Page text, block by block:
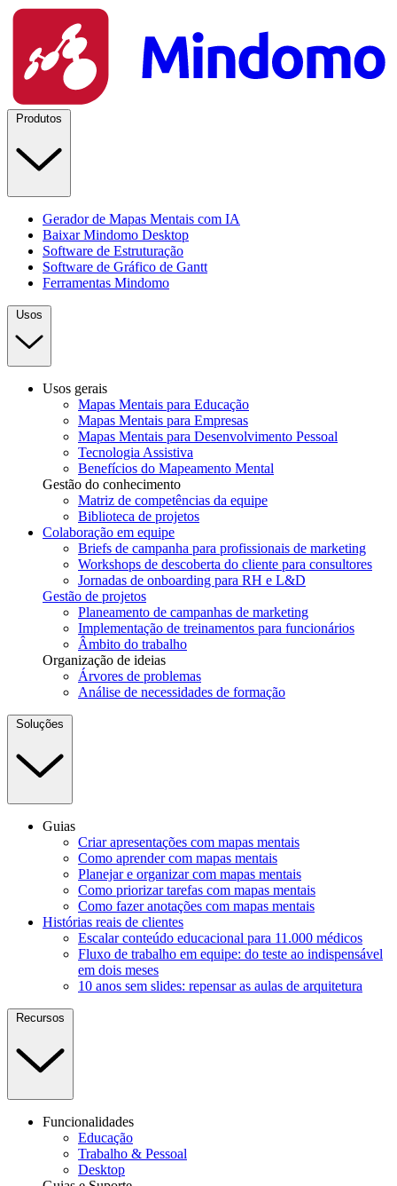
Produtos
Gerador de Mapas Mentais com IA
Baixar Mindomo Desktop
Software de Estruturação
Software de Gráfico de Gantt
Ferramentas Mindomo
Usos
Usos gerais
Mapas Mentais para Educação
Mapas Mentais para Empresas
Mapas Mentais para Desenvolvimento Pessoal
Tecnologia Assistiva
Benefícios do Mapeamento Mental
Gestão do conhecimento
Matriz de competências da equipe
Biblioteca de projetos
Colaboração em equipe
Briefs de campanha para profissionais de marketing
Workshops de descoberta do cliente para consultores
Jornadas de onboarding para RH e L&D
Gestão de projetos
Planeamento de campanhas de marketing
Implementação de treinamentos para funcionários
Âmbito do trabalho
Organização de ideias
Árvores de problemas
Análise de necessidades de formação
Soluções
Guias
Criar apresentações com mapas mentais
Como aprender com mapas mentais
Planejar e organizar com mapas mentais
Como priorizar tarefas com mapas mentais
Como fazer anotações com mapas mentais
Histórias reais de clientes
Escalar conteúdo educacional para 11.000 médicos
Fluxo de trabalho em equipe: do teste ao indispensável
em dois meses
10 anos sem slides: repensar as aulas de arquitetura
Recursos
Funcionalidades
Educação
Trabalho & Pessoal
Desktop